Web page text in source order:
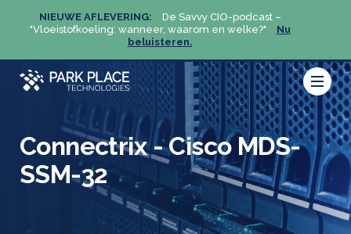
NIEUWE AFLEVERING:
De Savvy CIO-podcast –
"Vloeistofkoeling: wanneer, waarom en welke?"
Nu
beluisteren.
Connectrix - Cisco MDS-
SSM-32